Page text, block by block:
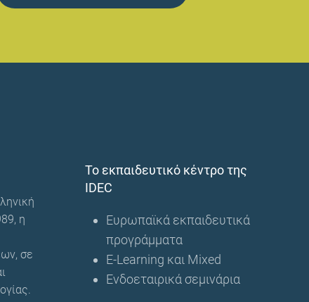
η
σε
Το εκπαιδευτικό κέντρο της
IDEC
Ευρωπαϊκά εκπαιδευτικά
προγράμματα
E-Learning και Mixed
Ενδοεταιρικά σεμινάρια